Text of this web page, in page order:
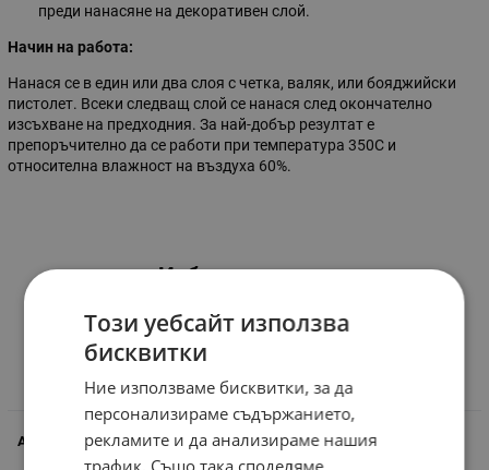
преди нанасяне на декоративен слой.
Начин на работа:
Нанася се в един или два слоя с четка, валяк, или бояджийски
пистолет. Всеки следващ слой се нанася след окончателно
изсъхване на предходния. За най-добър резултат е
препоръчително да се работи при температура 350С и
относителна влажност на въздуха 60%.
Избери вариант
559875
Лазурен лак Dekorator Life Style 650 мл -
КЕСТЕН
Този уебсайт използва
бисквитки
Ние използваме бисквитки, за да
персонализираме съдържанието,
рекламите и да анализираме нашия
трафик. Също така споделяме